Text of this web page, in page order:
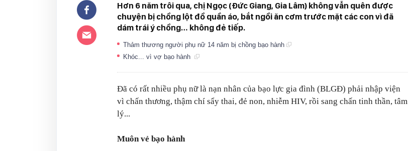
Hơn 6 năm trôi qua, chị Ngọc (Đức Giang, Gia Lâm) không vẫn quên được
chuyện bị chồng lột đồ quần áo, bắt ngồi ăn cơm trước mặt các con vì đã
dám trái ý chồng… không đẻ tiếp.
Thảm thương người phụ nữ 14 năm bị chồng bạo hành
Khóc... vì vợ bạo hành
Đã có rất nhiều phụ nữ là nạn nhân của bạo lực gia đình (BLGĐ) phải nhập viện
vì chấn thương, thậm chí sẩy thai, đẻ non, nhiễm HIV, rồi sang chấn tinh thần, tâm
lý...
Muôn vẻ bạo hành